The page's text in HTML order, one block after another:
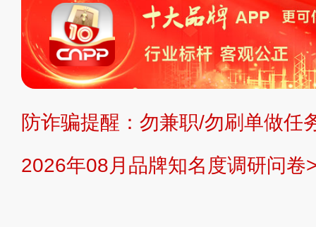
复制、转载、商用。本站不生产产
不代理、不招商、不提供中介服务。
持投资购买的观点或意见，页面信息
提交说明： 快速提交发布>> 提交品
防诈骗提醒：勿兼职/勿刷单做任
2026年08月品牌知名度调研问卷